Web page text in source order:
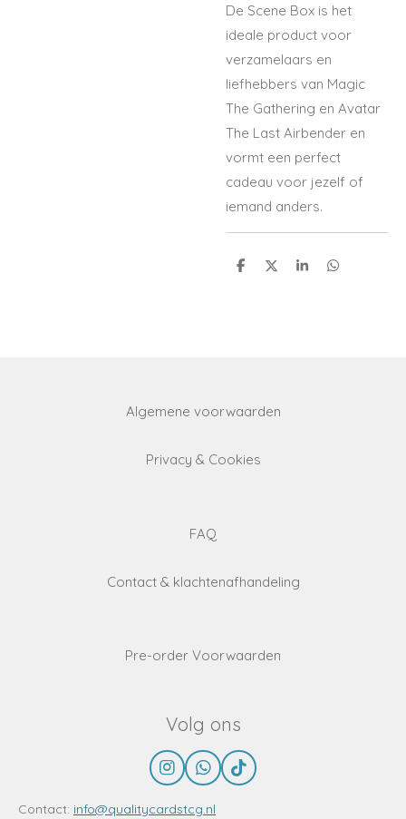
De Scene Box is het
ideale product voor
verzamelaars en
liefhebbers van Magic
The Gathering en Avatar
The Last Airbender en
vormt een perfect
cadeau voor jezelf of
iemand anders.
S
S
S
S
Algemene voorwaarden
Privacy & Cookies
FAQ
Contact & klachtenafhandeling
Pre-order Voorwaarden
Volg ons
I
n
s
W
h
a
T
i
Contact: info@qualitycardstcg.nl